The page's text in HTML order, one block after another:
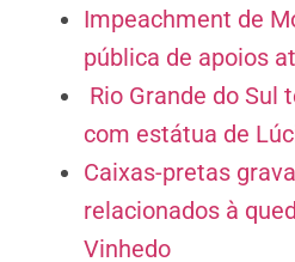
Impeachment de
pública de apoios
Rio Grande do Sul
com estátua de
Caixas-pretas
relacionados à
Vinhedo